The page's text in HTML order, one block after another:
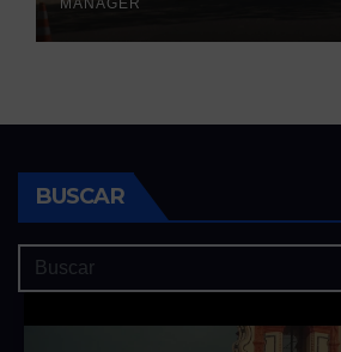
MANAGER
BUSCAR